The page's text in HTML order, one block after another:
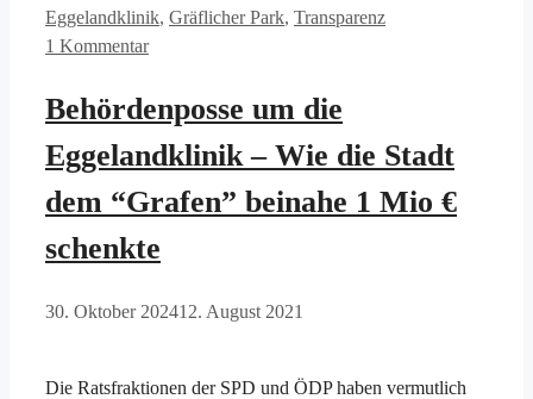
Eggelandklinik, Gräflicher Park, Transparenz
1 Kommentar
Behördenposse um die
Eggelandklinik – Wie die Stadt
dem “Grafen” beinahe 1 Mio €
schenkte
30. Oktober 202412. August 2021
Die Ratsfraktionen der SPD und ÖDP haben vermutlich